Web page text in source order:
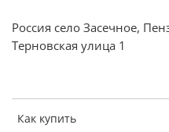
Внутреннее стекло легко
Максимальная мощность
Как купить
Россия село Засечное,
Терновская улица 1